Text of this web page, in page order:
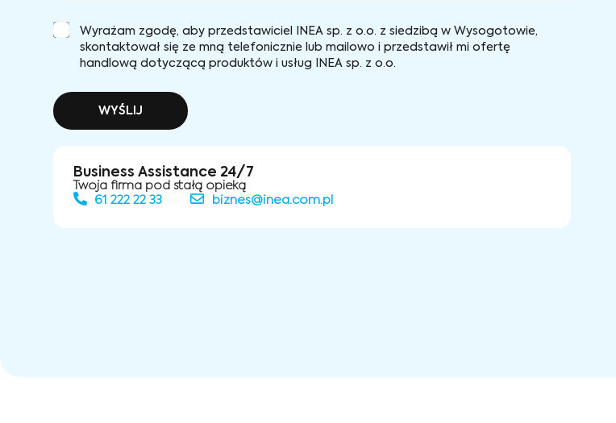
Wyrażam zgodę, aby przedstawiciel INEA sp. z o.o. z siedzibą w Wysogotowie,
skontaktował się ze mną telefonicznie lub mailowo i przedstawił mi ofertę
handlową dotyczącą produktów i usług INEA sp. z o.o.
WYŚLIJ
Business Assistance 24/7
Twoja firma pod stałą opieką
61 222 22 33
biznes@inea.com.pl